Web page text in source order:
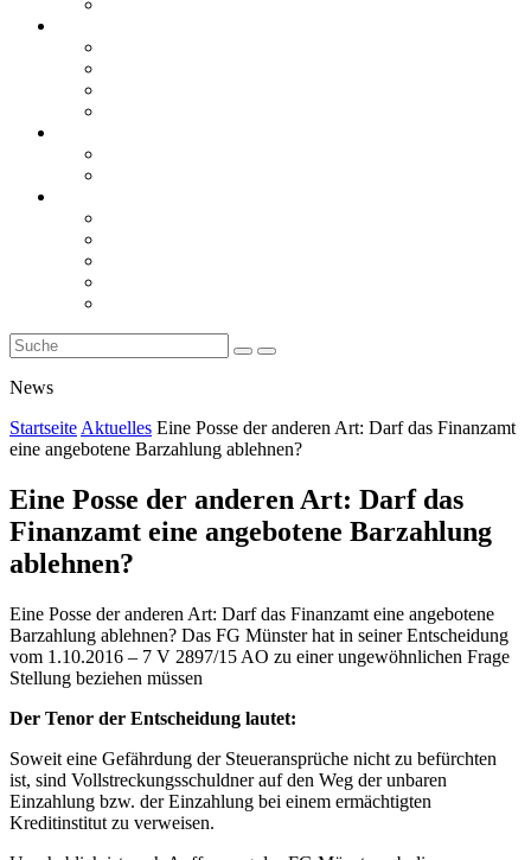
News
Startseite Aktuelles Eine Posse der anderen Art: Darf das Finanzamt
eine angebotene Barzahlung ablehnen?
Eine Posse der anderen Art: Darf das
Finanzamt eine angebotene Barzahlung
ablehnen?
Eine Posse der anderen Art: Darf das Finanzamt eine angebotene
Barzahlung ablehnen? Das FG Münster hat in seiner Entscheidung
vom 1.10.2016 – 7 V 2897/15 AO zu einer ungewöhnlichen Frage
Stellung beziehen müssen
Der Tenor der Entscheidung lautet:
Soweit eine Gefährdung der Steueransprüche nicht zu befürchten
ist, sind Vollstreckungsschuldner auf den Weg der unbaren
Einzahlung bzw. der Einzahlung bei einem ermächtigten
Kreditinstitut zu verweisen.